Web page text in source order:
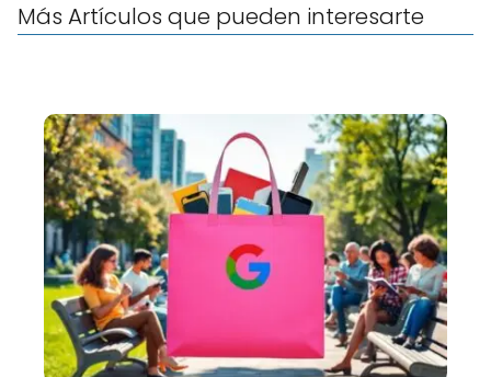
Más Artículos que pueden interesarte